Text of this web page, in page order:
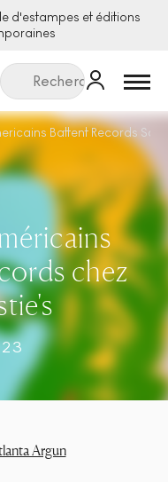
d'estampes et éditions
Menu
Battent Records
chez
Argun